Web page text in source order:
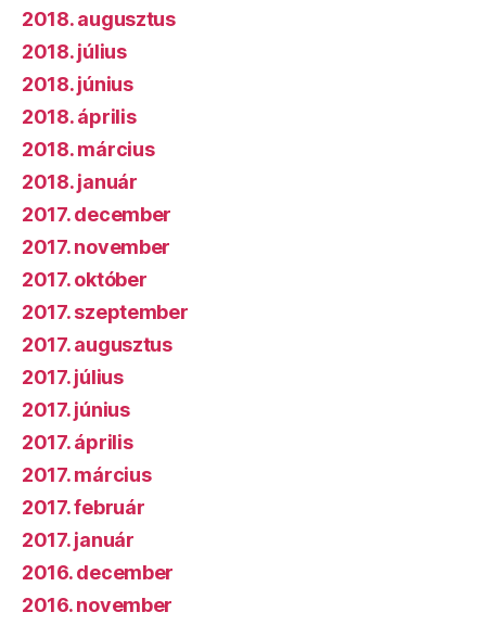
2018. augusztus
2018. július
2018. június
2018. április
2018. március
2018. január
2017. december
2017. november
2017. október
2017. szeptember
2017. augusztus
2017. július
2017. június
2017. április
2017. március
2017. február
2017. január
2016. december
2016. november